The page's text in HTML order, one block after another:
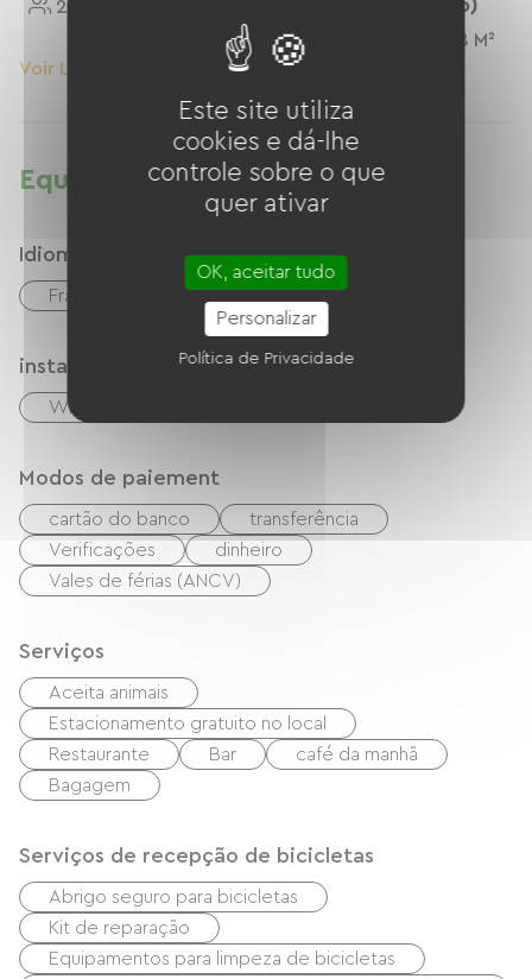
2 Personnes
Voir Le Logement
Cama De Solteiro)
18 M²
Voir Le Logement
Equipamentos
Idiomas
Francês inglês
instalações
Wi-Fi grátis
Modos de paiement
cartão do banco
transferência
Verificações
dinheiro
Vales de férias (ANCV)
Serviços
Aceita animais
Estacionamento gratuito no local
Restaurante
Bar
café da manhã
Bagagem
Serviços de recepção de bicicletas
Abrigo seguro para bicicletas
Kit de reparação
Equipamentos para limpeza de bicicletas
Este site utiliza
cookies e dá-lhe
controle sobre o que
quer ativar
OK, aceitar tudo
Personalizar
Política de Privacidade